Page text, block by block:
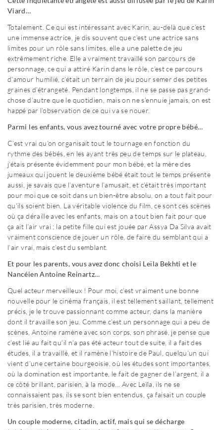
Viard…
Totalement. Ce qui est intéressant avec Karin, au-delà que c’est
une immense actrice, je dis souvent que c’est une actrice sans
limites pour un rôle sans limites, elle a une palette de jeu
extrêmement riche. Elle a vraiment travaillé son parcours de
personnage, ce qui a attiré Karin dans le rôle, c’est ce parcours
d’amour humilié, c’était un terrain de jeu pour semer des petites
graines d’étrangeté. Pendant longtemps, il ne se passe pas grand-
chose d’autre que le quotidien, mais on ne s’ennuie jamais, on est
happé par l’observation de ce qui va se nouer.
Parmi les enfants, vous avez tourné avec votre propre bébé…
C’est vrai qu’on organisait tout le tournage en fonction du
rythme des bébés, en les ayant très peu de temps sur le plateau,
j’étais présente évidemment pour mon bébé, et la mère des
jumeaux qui jouent le deuxième bébé était tout le temps présente
aussi, je savais que l’aventure l’amusait, et c’était très important
pour moi que ce soit dans un bien-être absolu, on a tout fait pour
qu’ils soient bien. La véritable violence du film, ce sont ces scènes
où ça déraille avec les enfants, mais on a tout bien fait pour que
ça ait l’air vrai ; la petite fille qui est jouée par Assya Da Silva avait
vraiment conscience de jouer un rôle, de faire du semblant qui a
l’air vrai, mais c’est du semblant.
Et pour les parents, vous avez donc choisi Leïla Bekhti et le
Nancéien Antoine Reinartz…
Quel acteur merveilleux ! Pour moi, c’est vraiment une bonne
nouvelle pour le cinéma français, il est tellement saillant, tellement
précis, je le trouve passionnant comme acteur, dans la manière
dont il travaille son jeu. Comme c’est un personnage qui a peu de
scènes, Antoine ramène avec son corps, son phrasé, je pense que
c’est lié au fait qu’il n’a pas été acteur tout de suite, il a fait des
études, il a travaillé, et il ramène l’histoire de Paul, quelqu’un qui
vient d’une certaine bourgeoisie, où les études sont importantes,
où la domination est importante, le fait de gagner de l’argent, il a
ce côté brillant, parisien, à la mode… Avec Leïla, ils ne se
connaissaient pas, ils se sont bien entendus, ça faisait un couple
très parisien, très moderne.
Un couple moderne, citadin, actif, mais qui se décharge